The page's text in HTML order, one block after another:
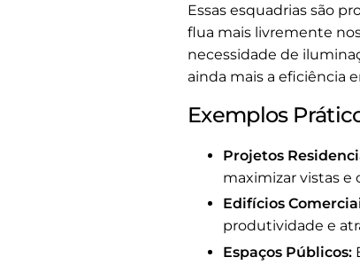
Essas esquadrias são
flua mais livremente
necessidade de
ainda mais a eficiência
Exemplos
Projetos
maximizar vistas e
Edifícios
produtividade e
Espaços Públicos: